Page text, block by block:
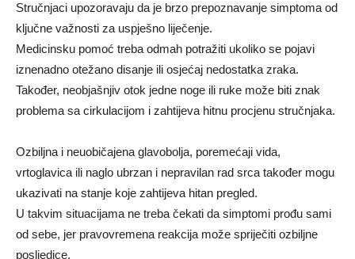
Stručnjaci upozoravaju da je brzo prepoznavanje simptoma od
ključne važnosti za uspješno liječenje.
Medicinsku pomoć treba odmah potražiti ukoliko se pojavi
iznenadno otežano disanje ili osjećaj nedostatka zraka.
Također, neobjašnjiv otok jedne noge ili ruke može biti znak
problema sa cirkulacijom i zahtijeva hitnu procjenu stručnjaka.
Ozbiljna i neuobičajena glavobolja, poremećaji vida,
vrtoglavica ili naglo ubrzan i nepravilan rad srca također mogu
ukazivati na stanje koje zahtijeva hitan pregled.
U takvim situacijama ne treba čekati da simptomi prođu sami
od sebe, jer pravovremena reakcija može spriječiti ozbiljne
posljedice.